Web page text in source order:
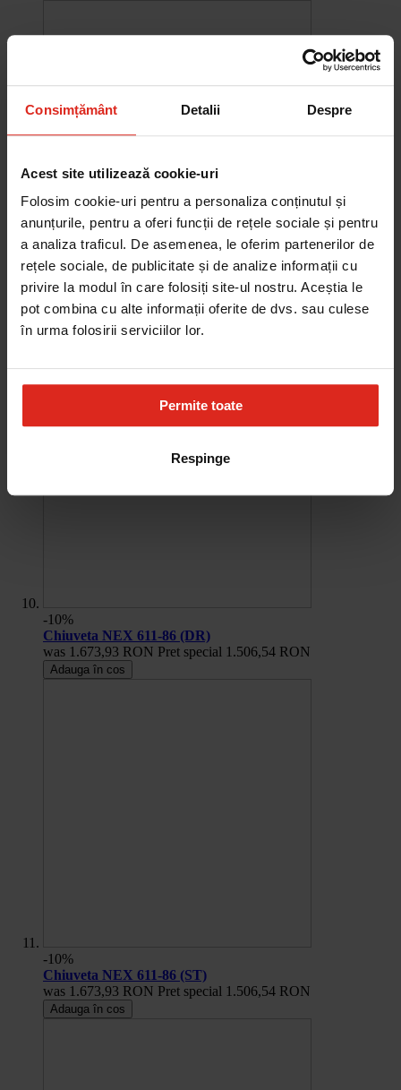
Consimțământ Detalii Despre
Acest site utilizează cookie-uri
Folosim cookie-uri pentru a personaliza conținutul și
anunțurile, pentru a oferi funcții de rețele sociale și pentru
a analiza traficul. De asemenea, le oferim partenerilor de
rețele sociale, de publicitate și de analize informații cu
privire la modul în care folosiți site-ul nostru. Aceștia le
pot combina cu alte informații oferite de dvs. sau culese
în urma folosirii serviciilor lor.
Permite toate
Respinge
-10%
Chiuveta Maris MRG 610-60
was 2.580,20 RON Pret special 2.322,18 RON
Adauga în cos
-10%
Chiuveta NEX 611-86 (DR)
was 1.673,93 RON Pret special 1.506,54 RON
Adauga în cos
-10%
Chiuveta NEX 611-86 (ST)
was 1.673,93 RON Pret special 1.506,54 RON
Adauga în cos